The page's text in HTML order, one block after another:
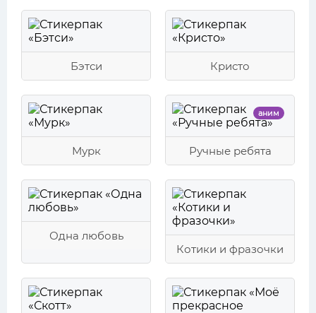
Бэтси Кристо
Мурк
аним
Ручные ребята
Одна любовь
Котики и фразочки